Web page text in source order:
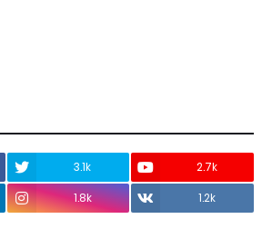
3.1k
2.7k
1.8k 1.2k